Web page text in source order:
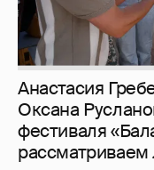
Анастасия
Оксана
фестиваля